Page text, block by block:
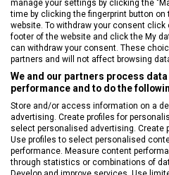
MATERIÁL RUKOJETI
BARVA
manage your settings by clicking the
time by clicking the fingerprint button
website. To withdraw your consent
footer of the website and click the My
can withdraw your consent. These
partners and will not affect browsing
We and our partners process
performance and to do the
Store and/or access information on a
advertising. Create profiles for
select personalised advertising. Create
Use profiles to select personalised
performance. Measure content
through statistics or combinations of